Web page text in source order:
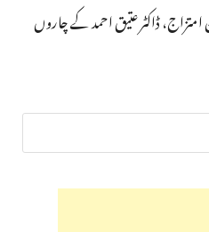
ڈاکٹر عتیق احمد کے چاروں